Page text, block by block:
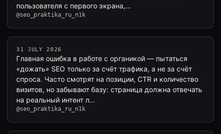
пользователя с первого экрана,…
@seo_praktika_ru_n1k
31 JULY 2026
Главная ошибка в работе с органикой — пытаться
«дожать» SEO только за счёт трафика, а не за счёт
спроса. Часто смотрят на позиции, CTR и количество
визитов, но забывают базу: страница должна отвечать
на реальный интент л…
@seo_praktika_ru_n1k